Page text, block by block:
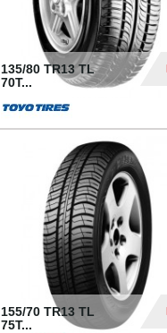
135/80 TR13 TL
70T...
155/70 TR13 TL
75T...